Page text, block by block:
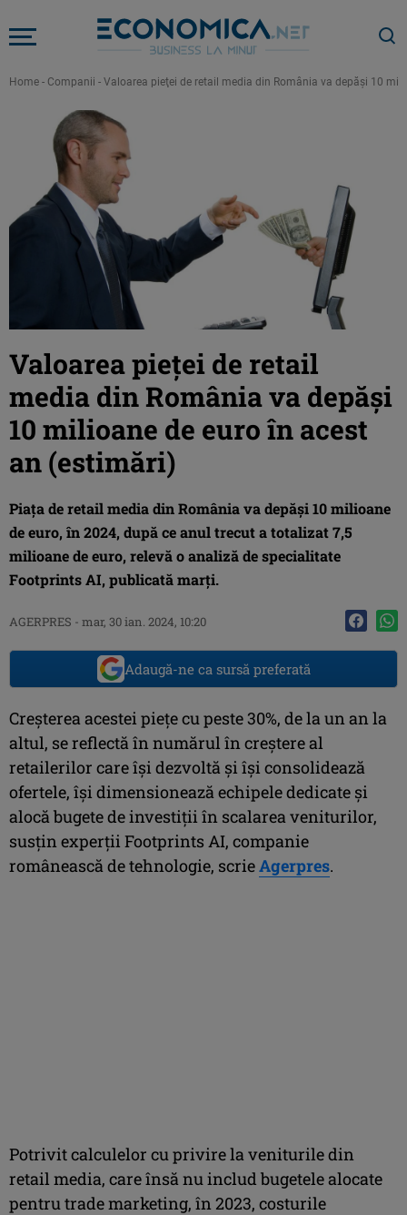
Home - Companii - Valoarea pieţei de retail media din România va depăşi 10
Valoarea pieţei de retail
media din România va depăşi
10 milioane de euro în acest
an (estimări)
Piaţa de retail media din România va depăşi 10 milioane
de euro, în 2024, după ce anul trecut a totalizat 7,5
milioane de euro, relevă o analiză de specialitate
Footprints AI, publicată marţi.
AGERPRES - mar, 30 ian. 2024, 10:20
Adaugă-ne ca sursă preferată
Creşterea acestei pieţe cu peste 30%, de la un an la
altul, se reflectă în numărul în creştere al
retailerilor care îşi dezvoltă şi îşi consolidează
ofertele, îşi dimensionează echipele dedicate şi
alocă bugete de investiţii în scalarea veniturilor,
susţin experţii Footprints AI, companie
românească de tehnologie, scrieAgerpres.
Potrivit calculelor cu privire la veniturile din
retail media, care însă nu includ bugetele alocate
pentru trade marketing, în 2023, costurile